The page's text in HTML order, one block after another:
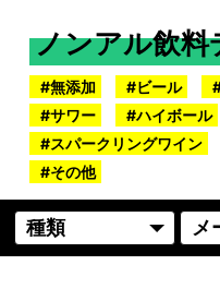
ノンアル飲料
無添加 ビール
サワー
ハイボール
スパークリングワイン
その他